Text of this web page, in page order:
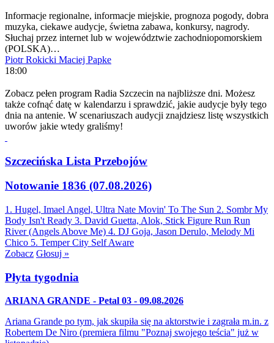
Informacje regionalne, informacje miejskie, prognoza pogody, dobra
muzyka, ciekawe audycje, świetna zabawa, konkursy, nagrody.
Słuchaj przez internet lub w województwie zachodniopomorskiem
(POLSKA)…
Piotr Rokicki Maciej Papke
18:00
Zobacz pełen program Radia Szczecin na najbliższe dni. Możesz
także cofnąć datę w kalendarzu i sprawdzić, jakie audycje były tego
dnia na antenie. W scenariuszach audycji znajdziesz listę wszystkich
uworów jakie wtedy graliśmy!
Szczecińska Lista Przebojów
Notowanie 1836 (07.08.2026)
1. Hugel, Imael Angel, Ultra Nate Movin' To The Sun 2. Sombr My
Body Isn't Ready 3. David Guetta, Alok, Stick Figure Run Run
River (Angels Above Me) 4. DJ Goja, Jason Derulo, Melody Mi
Chico 5. Temper City Self Aware
Zobacz Głosuj »
Płyta tygodnia
ARIANA GRANDE - Petal 03 - 09.08.2026
Ariana Grande po tym, jak skupiła się na aktorstwie i zagrała m.in. z
Robertem De Niro (premiera filmu "Poznaj swojego teścia" już w